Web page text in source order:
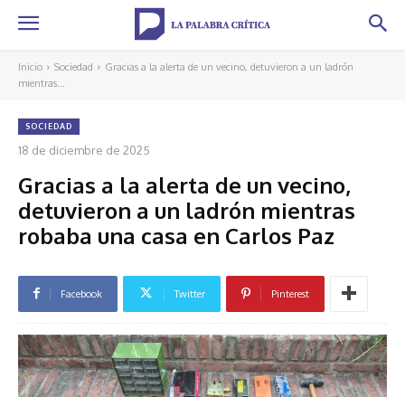
Inicio Sociedad
Gracias a la alerta de un vecino, detuvieron a un ladrón
mientras...
SOCIEDAD
18 de diciembre de 2025
Gracias a la alerta de un vecino,
detuvieron a un ladrón mientras
robaba una casa en Carlos Paz
Facebook Twitter Pinterest